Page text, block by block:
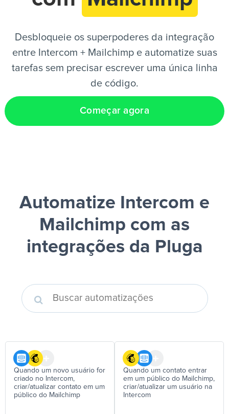
Desbloqueie os superpoderes da integração
entre Intercom + Mailchimp e automatize suas
tarefas sem precisar escrever uma única linha
de código.
Começar agora
Automatize Intercom e
Mailchimp com as
integrações da Pluga
Quando um novo usuário for
criado no Intercom,
criar/atualizar contato em um
público do Mailchimp
Quando um contato entrar
em um público do Mailchimp,
criar/atualizar um usuário na
Intercom